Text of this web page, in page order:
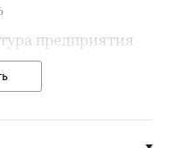
предприятия